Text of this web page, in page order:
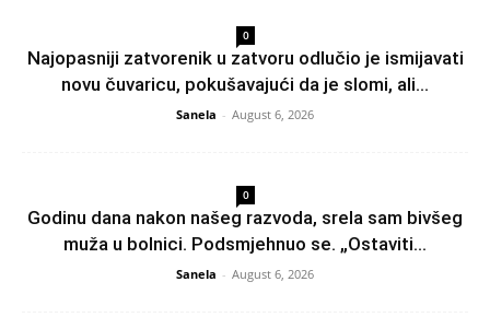
0
Najopasniji zatvorenik u zatvoru odlučio je ismijavati
novu čuvaricu, pokušavajući da je slomi, ali...
Sanela - August 6, 2026
0
Godinu dana nakon našeg razvoda, srela sam bivšeg
muža u bolnici. Podsmjehnuo se. „Ostaviti...
Sanela - August 6, 2026